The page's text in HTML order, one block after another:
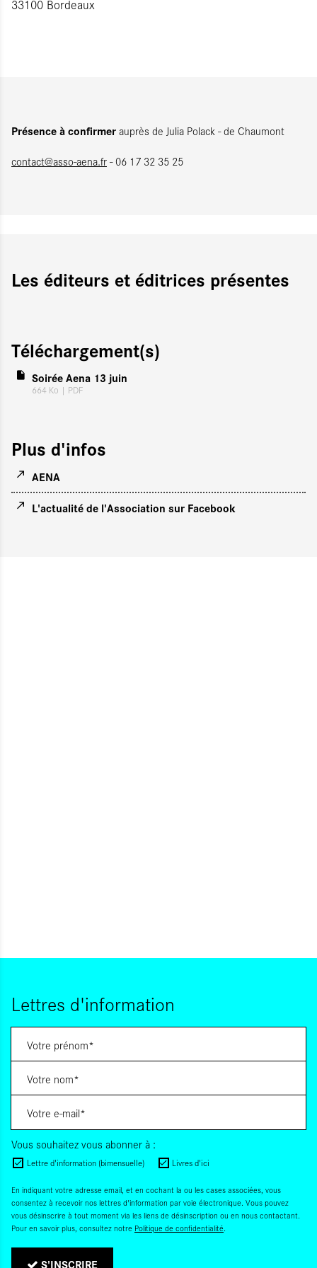
33100 Bordeaux
Présence à confirmerauprès de Julia Polack - de Chaumont
contact@asso-aena.fr- 06 17 32 35 25
Les éditeurs et éditrices présentes
Téléchargement(s)
Soirée Aena 13 juin
664 Ko | PDF
Plus d'infos
AENA
L'actualité de l'Association sur Facebook
Lettres d'information
Vous souhaitez vous abonner à :
Lettre d'information (bimensuelle) Livres d'ici
En indiquant votre adresse email, et en cochant la ou les cases associées, vous
consentez à recevoir nos lettres d'information par voie électronique. Vous pouvez
vous désinscrire à tout moment via les liens de désinscription ou en nous contactant.
Pour en savoir plus, consultez notre Politique de confidentialité.
S'INSCRIRE